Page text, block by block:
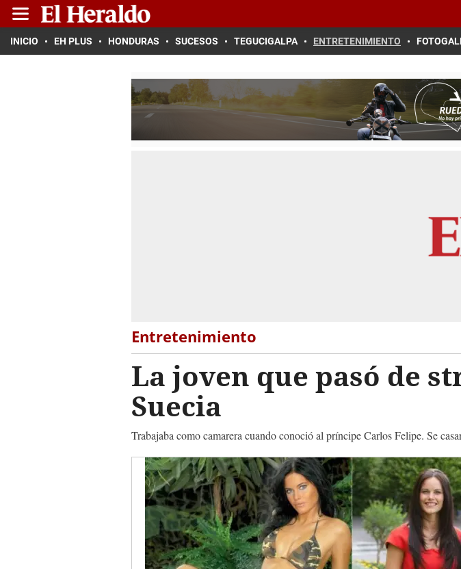
INICIO EH PLUS HONDURAS SUCESOS TEGUCIGALPA ENTRETENIMIENTO
Entretenimiento
La joven que pasó de
Suecia
Trabajaba como camarera cuando conoció al príncipe Carlos Felipe. Se